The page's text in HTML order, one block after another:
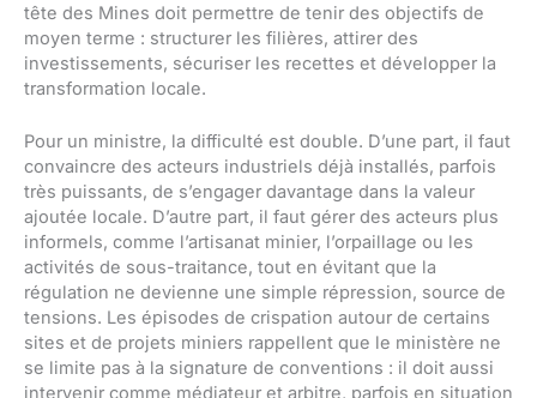
tête des Mines doit permettre de tenir des objectifs de
moyen terme : structurer les filières, attirer des
investissements, sécuriser les recettes et développer la
transformation locale.
Pour un ministre, la difficulté est double. D’une part, il faut
convaincre des acteurs industriels déjà installés, parfois
très puissants, de s’engager davantage dans la valeur
ajoutée locale. D’autre part, il faut gérer des acteurs plus
informels, comme l’artisanat minier, l’orpaillage ou les
activités de sous-traitance, tout en évitant que la
régulation ne devienne une simple répression, source de
tensions. Les épisodes de crispation autour de certains
sites et de projets miniers rappellent que le ministère ne
se limite pas à la signature de conventions : il doit aussi
intervenir comme médiateur et arbitre, parfois en situation